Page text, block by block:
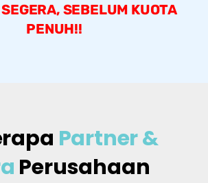
SEBELUM KUOTA
PENUH!!
Partner &
Perusahaan